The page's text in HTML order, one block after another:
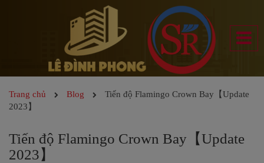
Trang chủ Blog
Tiến độ Flamingo Crown Bay【Update
2023】
Tiến độ Flamingo Crown Bay【Update
2023】